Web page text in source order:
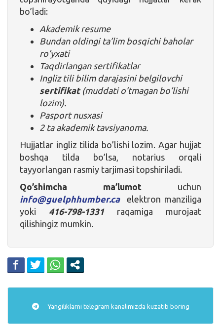
bo’ladi:
Akademik resume
Bundan oldingi ta’lim bosqichi baholar
ro’yxati
Taqdirlangan sertifikatlar
Ingliz tili bilim darajasini belgilovchi
sertifikat (muddati o’tmagan bo’lishi
lozim).
Pasport nusxasi
2 ta akademik tavsiyanoma.
Hujjatlar ingliz tilida bo’lishi lozim. Agar hujjat
boshqa tilda bo’lsa, notarius orqali
tayyorlangan rasmiy tarjimasi topshiriladi.
Qo’shimcha ma’lumot uchun
info@guelphhumber.caelektron manziliga
yoki 416-798-1331raqamiga murojaat
qilishingiz mumkin.
Yangiliklarni telegram kanalimizda kuzatib boring